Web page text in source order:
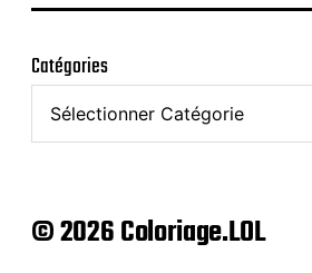
Catégories
© 2026 Coloriage.LOL